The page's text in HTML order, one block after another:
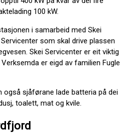
100 kW.
i samarbeid med Skei
som skal drive plassen
Skei Servicenter er eit viktig
er eigd av familien Fugle
også sjåførane lade batteria på dei
toalett, mat og kvile.